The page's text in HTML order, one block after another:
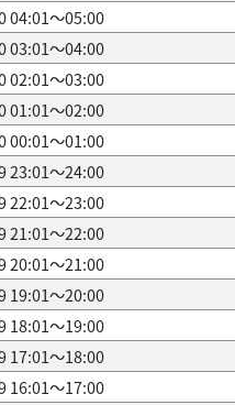
04:01～05:00
03:01～04:00
02:01～03:00
01:01～02:00
00:01～01:00
23:01～24:00
22:01～23:00
21:01～22:00
20:01～21:00
19:01～20:00
18:01～19:00
17:01～18:00
16:01～17:00